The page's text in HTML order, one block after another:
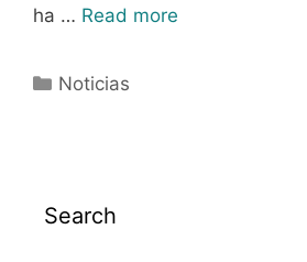
ha … Read more
Noticias
Search